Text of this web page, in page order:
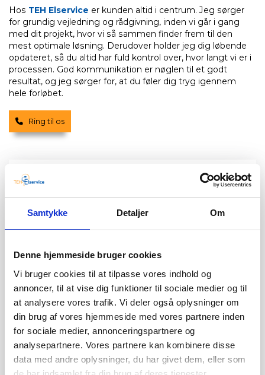
Samtykke Detaljer Om
Denne hjemmeside bruger cookies
Vi bruger cookies til at tilpasse vores indhold og
annoncer, til at vise dig funktioner til sociale medier og til
at analysere vores trafik. Vi deler også oplysninger om
din brug af vores hjemmeside med vores partnere inden
for sociale medier, annonceringspartnere og
analysepartnere. Vores partnere kan kombinere disse
data med andre oplysninger, du har givet dem, eller som
Hos TEH Elservice er kunden altid i centrum. Jeg sørger
for grundig vejledning og rådgivning, inden vi går i gang
med dit projekt, hvor vi så sammen finder frem til den
mest optimale løsning. Derudover holder jeg dig løbende
opdateret, så du altid har fuld kontrol over, hvor langt vi er i
processen. God kommunikation er nøglen til et godt
resultat, og jeg sørger for, at du føler dig tryg igennem
hele forløbet.
Ring til os
Elektriker Hyldtofte pris
Jeg ved, at prisen er vigtig for mange, når det
kommer til el-arbejde. Hos TEH Elservice tilbyder jeg
kompromis med kvaliteten. Når du vælger mig som
og gennemsigtigt tilbud, så du ved præcis, hvad det er
du kommer til at betale for. Jeg tror på ærlighed og
leverer resultater, der matcher dine behov og dit
budget.
Min prissætning bliver baseret på en grundig
vurdering af din opgave, så du får den mest præcise
elektrikerpris i Askeby. Jeg forstår, at alle projekter er
forskellige, og jeg er dedikeret til at finde den rette
løsning, der giver dig mest værdi for pengene, uden at